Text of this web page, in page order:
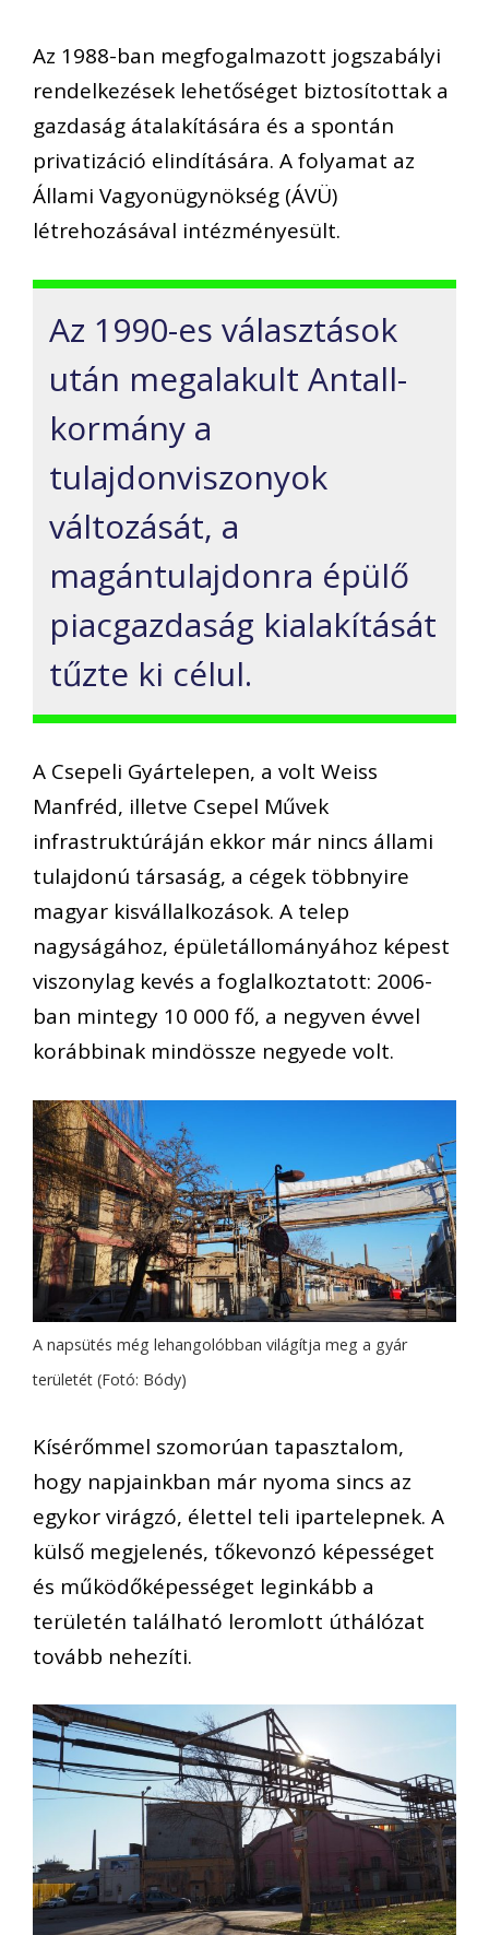
Az 1988-ban megfogalmazott jogszabályi
rendelkezések lehetőséget biztosítottak a
gazdaság átalakítására és a spontán
privatizáció elindítására. A folyamat az
Állami Vagyonügynökség (ÁVÜ)
létrehozásával intézményesült.
Az 1990-es választások
után megalakult Antall-
kormány a
tulajdonviszonyok
változását, a
magántulajdonra épülő
piacgazdaság kialakítását
tűzte ki célul.
A Csepeli Gyártelepen, a volt Weiss
Manfréd, illetve Csepel Művek
infrastruktúráján ekkor már nincs állami
tulajdonú társaság, a cégek többnyire
magyar kisvállalkozások. A telep
nagyságához, épületállományához képest
viszonylag kevés a foglalkoztatott: 2006-
ban mintegy 10 000 fő, a negyven évvel
korábbinak mindössze negyede volt.
A napsütés még lehangolóbban világítja meg a gyár
területét (Fotó: Bódy)
Kísérőmmel szomorúan tapasztalom,
hogy napjainkban már nyoma sincs az
egykor virágzó, élettel teli ipartelepnek. A
külső megjelenés, tőkevonzó képességet
és működőképességet leginkább a
területén található leromlott úthálózat
tovább nehezíti.